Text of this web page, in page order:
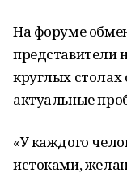
На форуме
представители
круглых
актуальные
«У каждого
истоками,